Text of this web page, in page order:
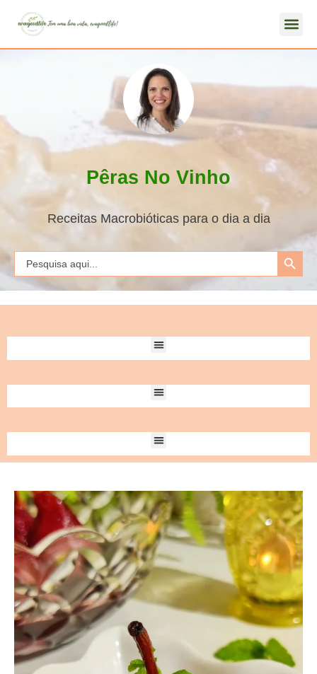
Pêras No Vinho
Receitas Macrobióticas para o dia a dia
Search
for:
Search Button